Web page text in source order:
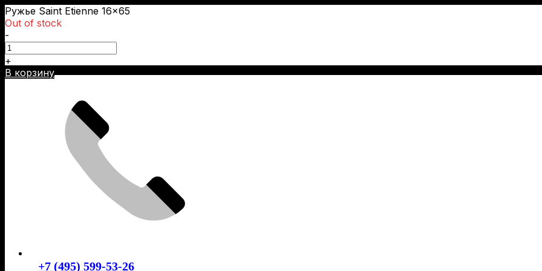
Ружье Saint Etienne 16×65
Out of stock
-
+
В корзину
Skip
+7 (495) 599-53-26